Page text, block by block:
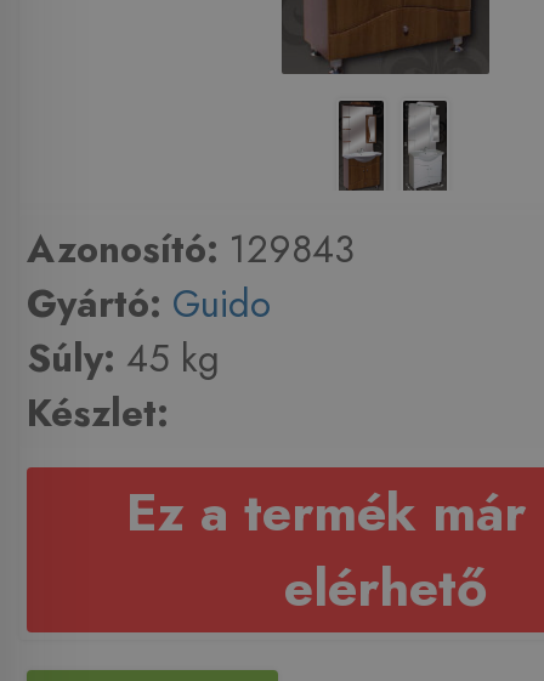
Azonosító: 129843
Gyártó: Guido
Súly: 45 kg
Készlet:
Ez a termék már
elérhető